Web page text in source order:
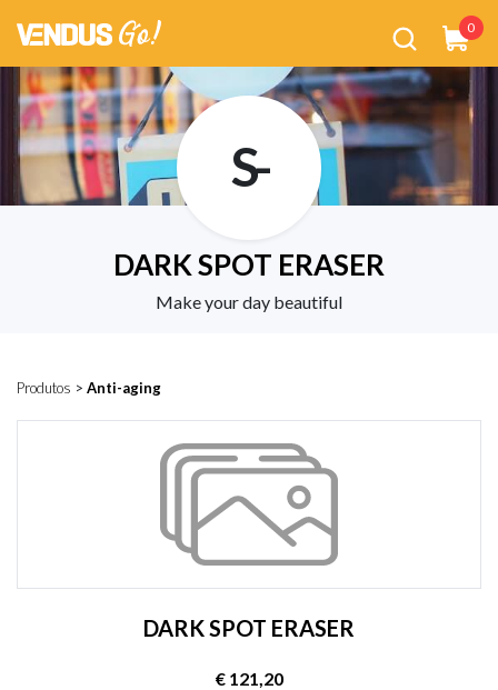
0
S-
DARK SPOT ERASER
Make your day beautiful
Produtos > Anti-aging
DARK SPOT ERASER
€ 121,20